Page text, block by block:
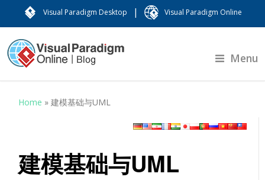
Visual Paradigm Desktop | Visual Paradigm Online
Menu
Home »建模基础与UML
建模基础与UML